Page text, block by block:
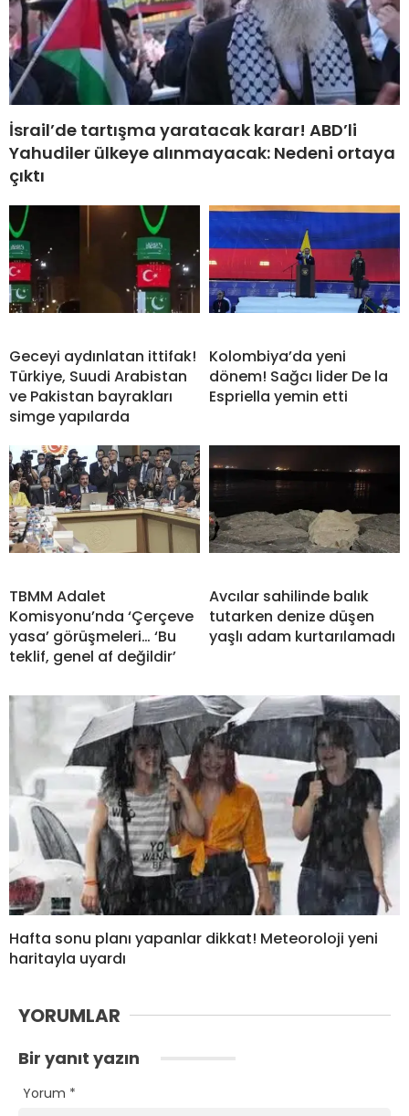
İsrail’de tartışma yaratacak karar! ABD’li
Yahudiler ülkeye alınmayacak: Nedeni ortaya
çıktı
Geceyi aydınlatan ittifak!
Türkiye, Suudi Arabistan
ve Pakistan bayrakları
simge yapılarda
Kolombiya’da yeni
dönem! Sağcı lider De la
Espriella yemin etti
TBMM Adalet
Komisyonu’nda ‘Çerçeve
yasa’ görüşmeleri… ‘Bu
teklif, genel af değildir’
Avcılar sahilinde balık
tutarken denize düşen
yaşlı adam kurtarılamadı
Hafta sonu planı yapanlar dikkat! Meteoroloji yeni
haritayla uyardı
YORUMLAR
Bir yanıt yazın
Yorum *